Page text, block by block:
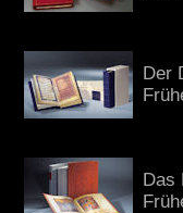
Der
Das